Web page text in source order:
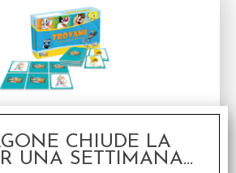
- Trovami - Looney Tunes
da tavolo in italiano
DISPONIBILE
CHIUDE LA
UNA SETTIMANA...